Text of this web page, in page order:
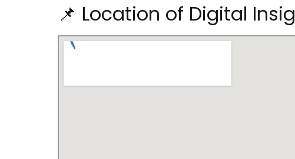
📌 Location of Digital